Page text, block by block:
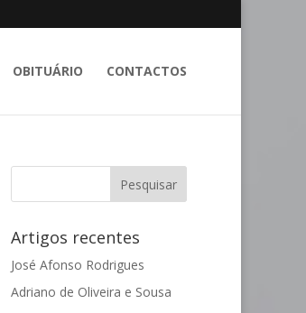
OBITUÁRIO CONTACTOS
Artigos recentes
José Afonso Rodrigues
Adriano de Oliveira e Sousa